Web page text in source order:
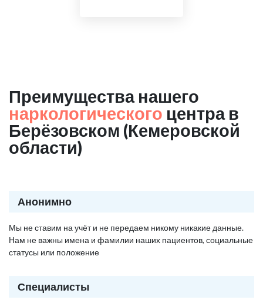
Преимущества нашего
наркологического центра в
Берёзовском (Кемеровской
области)
Анонимно
Мы не ставим на учёт и не передаем никому никакие данные.
Нам не важны имена и фамилии наших пациентов, социальные
статусы или положение
Специалисты